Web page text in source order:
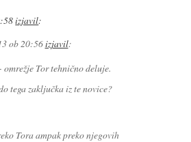
izjavil:
ob 20:56izjavil:
omrežje Tor tehnično deluje.
tega zaključka iz te novice?
Tora ampak preko njegovih